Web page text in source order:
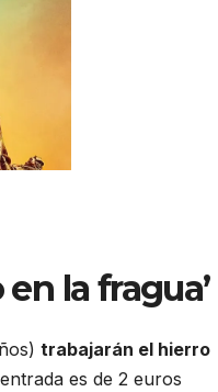
la fragua’
trabajarán el hierro
es de 2 euros